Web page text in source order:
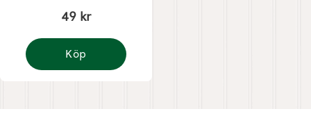
49 kr
Köp
Flaggirland pride flaggor